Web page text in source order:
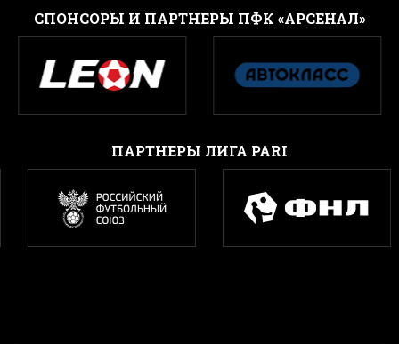
CПОНСОРЫ И ПАРТНЕРЫ ПФК «АРСЕНАЛ»
ПАРТНЕРЫ ЛИГА PARI